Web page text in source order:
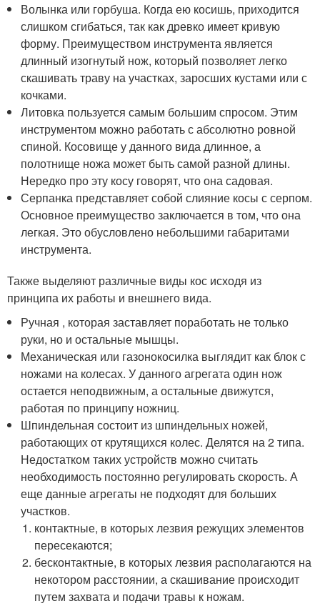
Волынка или горбуша. Когда ею косишь, приходится
слишком сгибаться, так как древко имеет кривую
форму. Преимуществом инструмента является
длинный изогнутый нож, который позволяет легко
скашивать траву на участках, заросших кустами или с
кочками.
Литовка пользуется самым большим спросом. Этим
инструментом можно работать с абсолютно ровной
спиной. Косовище у данного вида длинное, а
полотнище ножа может быть самой разной длины.
Нередко про эту косу говорят, что она садовая.
Серпанка представляет собой слияние косы с серпом.
Основное преимущество заключается в том, что она
легкая. Это обусловлено небольшими габаритами
инструмента.
Также выделяют различные виды кос исходя из
принципа их работы и внешнего вида.
Ручная , которая заставляет поработать не только
руки, но и остальные мышцы.
Механическая или газонокосилка выглядит как блок с
ножами на колесах. У данного агрегата один нож
остается неподвижным, а остальные движутся,
работая по принципу ножниц.
Шпиндельная состоит из шпиндельных ножей,
работающих от крутящихся колес. Делятся на 2 типа.
Недостатком таких устройств можно считать
необходимость постоянно регулировать скорость. А
еще данные агрегаты не подходят для больших
участков.
контактные, в которых лезвия режущих элементов
пересекаются;
бесконтактные, в которых лезвия располагаются на
некотором расстоянии, а скашивание происходит
путем захвата и подачи травы к ножам.